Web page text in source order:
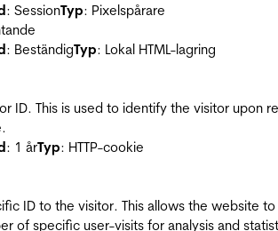
: SessionTyp: Pixelspårare
: BeständigTyp: Lokal HTML-lagring
ID. This is used to identify the visitor upon
: 1 årTyp: HTTP-cookie
ID to the visitor. This allows the website to
of specific user-visits for analysis and